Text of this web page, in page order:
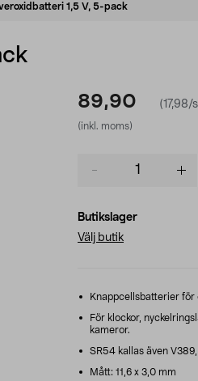
1,5 V, 5-pack
89,90 (17,98/
(inkl. moms)
Butikslager
Välj butik
Knappcellsbatterier för
För klockor,
kameror.
SR54 kallas även V389,
Mått: 11,6 x 3,0 mm